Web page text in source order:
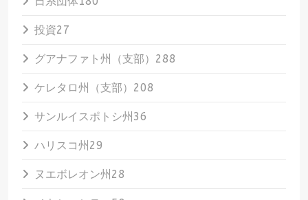
投資27
グアナファト州（支部） 288
ケレタロ州（支部） 208
サンルイスポトシ州 36
ハリスコ州 29
ヌエボレオン州 28